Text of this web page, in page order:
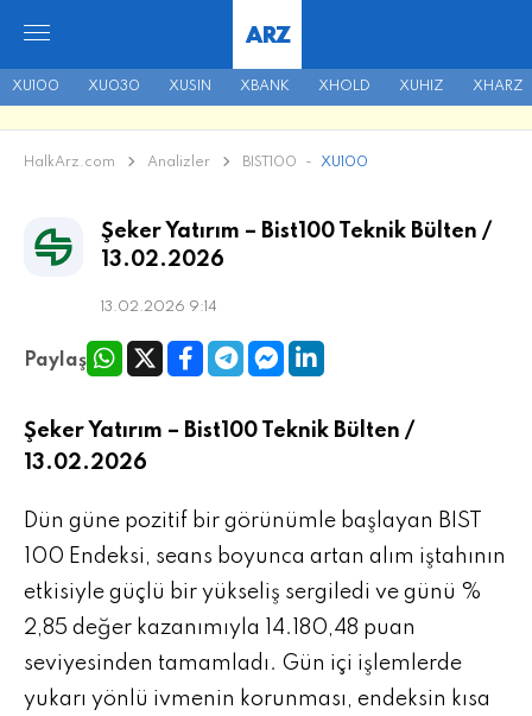
XU100 XU030 XUSIN XBANK XHOLD XUHIZ XHARZ
ARZ
HalkArz.com Analizler BIST100 - XU100
Şeker Yatırım – Bist100 Teknik Bülten /
13.02.2026
13.02.2026 9:14
Paylaş
Şeker Yatırım – Bist100 Teknik Bülten /
13.02.2026
Dün güne pozitif bir görünümle başlayan BIST
100 Endeksi, seans boyunca artan alım iştahının
etkisiyle güçlü bir yükseliş sergiledi ve günü %
2,85 değer kazanımıyla 14.180,48 puan
seviyesinden tamamladı. Gün içi işlemlerde
yukarı yönlü ivmenin korunması, endeksin kısa